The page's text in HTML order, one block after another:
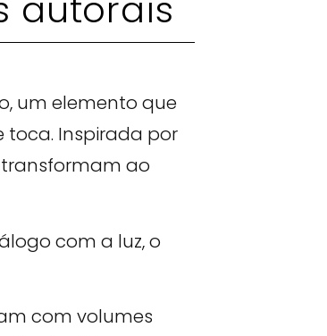
um elemento que
toca. Inspirada por
transformam ao
com a luz, o
com volumes